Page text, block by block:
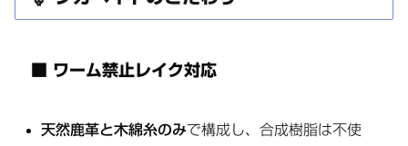
■ ワーム禁止レイク対応
天然鹿革と木綿糸のみで構成し、合成樹脂は不使